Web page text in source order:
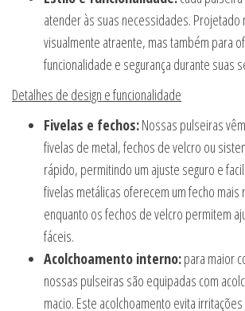
atender às suas necessidades. Projetado
visualmente atraente, mas também para
funcionalidade e segurança durante suas
Detalhes de design e funcionalidade
Fivelas e fechos:Nossas pulseiras
fivelas de metal, fechos de velcro ou
rápido, permitindo um ajuste seguro e
fivelas metálicas oferecem um fecho
enquanto os fechos de velcro permitem
fáceis.
Acolchoamento interno:para maior
nossas pulseiras são equipadas com
macio. Este acolchoamento evita